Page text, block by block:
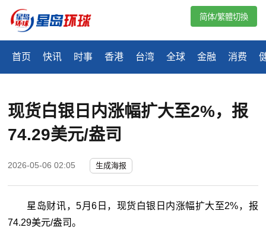
首页 快讯 时事 香港 台湾 全球 金融 消费
简体/繁體切換
现货白银日内涨幅扩大至2%，报
74.29美元/盎司
2026-05-06 02:05 生成海报
星岛财讯，5月6日，现货白银日内涨幅扩大至2%，报
74.29美元/盎司。